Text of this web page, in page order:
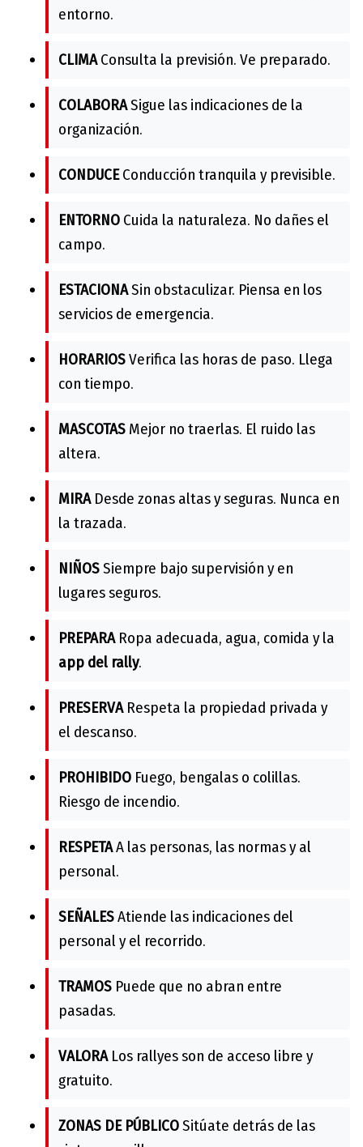
entorno.
CLIMAConsulta la previsión. Ve preparado.
COLABORASigue las indicaciones de la
organización.
CONDUCEConducción tranquila y previsible.
ENTORNO Cuida la naturaleza. No dañes el
campo.
ESTACIONASin obstaculizar. Piensa en los
servicios de emergencia.
HORARIOSVerifica las horas de paso. Llega
con tiempo.
MASCOTAS Mejor no traerlas. El ruido las
altera.
MIRADesde zonas altas y seguras. Nunca en
la trazada.
NIÑOSSiempre bajo supervisión y en
lugares seguros.
PREPARARopa adecuada, agua, comida y la
app del rally.
PRESERVARespeta la propiedad privada y
el descanso.
PROHIBIDO Fuego, bengalas o colillas.
Riesgo de incendio.
RESPETAA las personas, las normas y al
personal.
SEÑALESAtiende las indicaciones del
personal y el recorrido.
TRAMOS Puede que no abran entre
pasadas.
VALORALos rallyes son de acceso libre y
gratuito.
ZONAS DE PÚBLICOSitúate detrás de las